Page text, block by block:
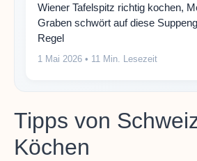
Wiener Tafelspitz richtig kochen,
Graben schwört auf diese
Regel
1 Mai 2026 • 11 Min. Lesezeit
Tipps von
Köchen